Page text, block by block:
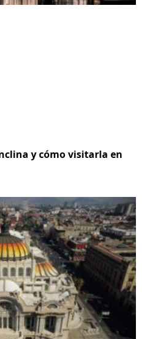
y cómo visitarla en